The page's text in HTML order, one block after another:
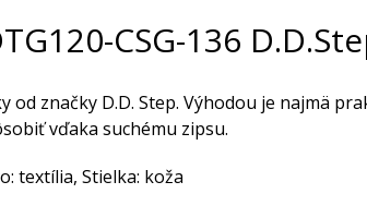
CSG-136
od značky D.D. Step. Výhodou je najmä
vďaka suchému zipsu.
textília, Stielka: koža